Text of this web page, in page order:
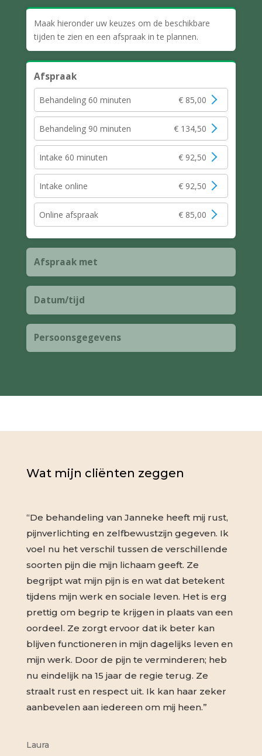
Maak hieronder uw keuzes om de beschikbare
tijden te zien en een afspraak in te plannen.
Afspraak
Behandeling 60 minuten € 85,00
Behandeling 90 minuten € 134,50
Intake 60 minuten € 92,50
Intake online € 92,50
Online afspraak € 85,00
Afspraak met
Datum/tijd
Persoonsgegevens
Wat mijn cliënten zeggen
“De behandeling van Janneke heeft mij rust,
pijnverlichting en zelfbewustzijn gegeven. Ik
voel nu het verschil tussen de verschillende
soorten pijn die mijn lichaam geeft. Ze
begrijpt wat mijn pijn is en wat dat betekent
tijdens mijn werk en sociale leven. Het is erg
prettig om begrip te krijgen in plaats van een
oordeel. Ze zorgt ervoor dat ik beter kan
blijven functioneren in mijn dagelijks leven en
mijn werk. Door de pijn te verminderen; heb
nu eindelijk na 15 jaar de regie terug. Ze
straalt rust en respect uit. Ik kan haar zeker
aanbevelen aan iedereen om mij heen.”
Laura